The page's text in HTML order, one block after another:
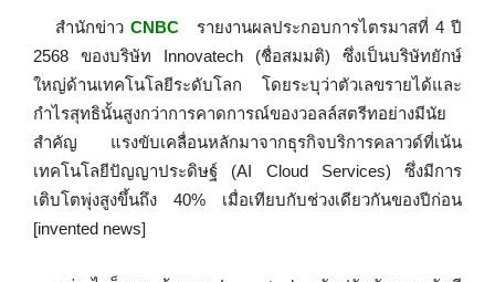
สำนักข่าว CNBC
รายงานผลประกอบการไตรมาสที่ 4 ปี
2568 ของบริษัท Innovatech (ชื่อสมมติ) ซึ่งเป็นบริษัทยักษ์
ใหญ่ด้านเทคโนโลยีระดับโลก โดยระบุว่าตัวเลขรายได้และ
กำไรสุทธินั้นสูงกว่าการคาดการณ์ของวอลล์สตรีทอย่างมีนัย
สำคัญ แรงขับเคลื่อนหลักมาจากธุรกิจบริการคลาวด์ที่เน้น
เทคโนโลยีปัญญาประดิษฐ์ (AI Cloud Services) ซึ่งมีการ
เติบโตพุ่งสูงขึ้นถึง 40% เมื่อเทียบกับช่วงเดียวกันของปีก่อน
[invented news]